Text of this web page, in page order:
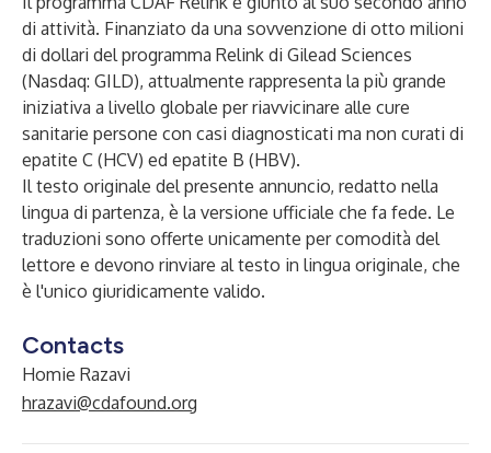
di attività. Finanziato da una sovvenzione di otto milioni
di dollari del programma Relink di Gilead Sciences
(Nasdaq: GILD), attualmente rappresenta la più grande
iniziativa a livello globale per riavvicinare alle cure
sanitarie persone con casi diagnosticati ma non curati di
epatite C (HCV) ed epatite B (HBV).
Il testo originale del presente annuncio, redatto nella
lingua di partenza, è la versione ufficiale che fa fede. Le
traduzioni sono offerte unicamente per comodità del
lettore e devono rinviare al testo in lingua originale, che
è l'unico giuridicamente valido.
Contacts
Homie Razavi
hrazavi@cdafound.org